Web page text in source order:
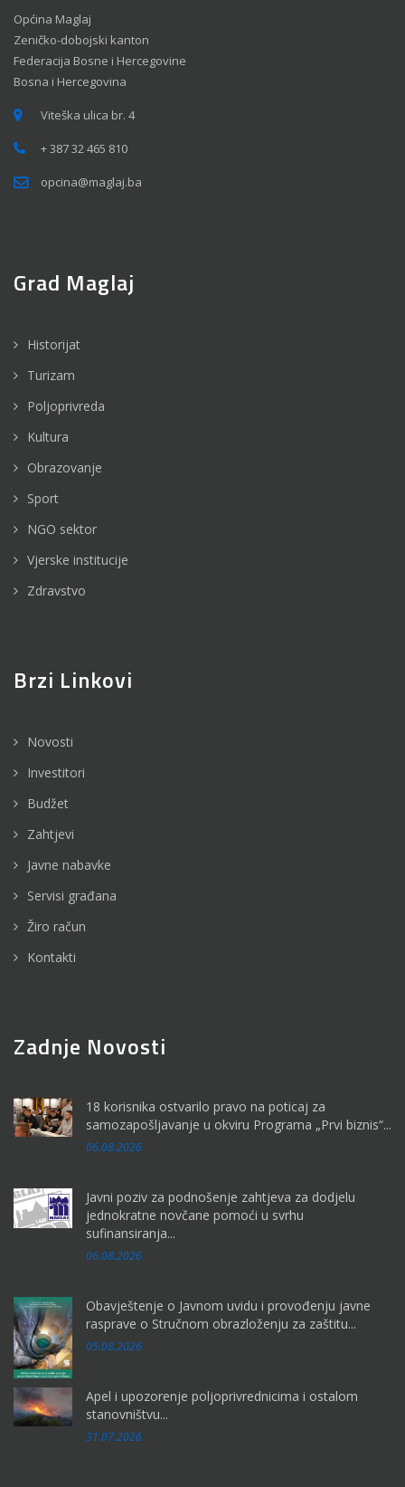
Općina Maglaj
Zeničko-dobojski kanton
Federacija Bosne i Hercegovine
Bosna i Hercegovina
Viteška ulica br. 4
+ 387 32 465 810
opcina@maglaj.ba
Grad Maglaj
Historijat
Turizam
Poljoprivreda
Kultura
Obrazovanje
Sport
NGO sektor
Vjerske institucije
Zdravstvo
Brzi Linkovi
Novosti
Investitori
Budžet
Zahtjevi
Javne nabavke
Servisi građana
Žiro račun
Kontakti
Zadnje Novosti
18 korisnika ostvarilo pravo na poticaj za
samozapošljavanje u okviru Programa „Prvi biznis“...
06.08.2026
Javni poziv za podnošenje zahtjeva za dodjelu
jednokratne novčane pomoći u svrhu
sufinansiranja...
06.08.2026
Obavještenje o Javnom uvidu i provođenju javne
rasprave o Stručnom obrazloženju za zaštitu...
05.08.2026
Apel i upozorenje poljoprivrednicima i ostalom
stanovništvu...
31.07.2026